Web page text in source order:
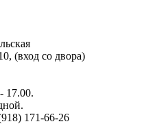
(вход со двора)
17.00.
171-66-26